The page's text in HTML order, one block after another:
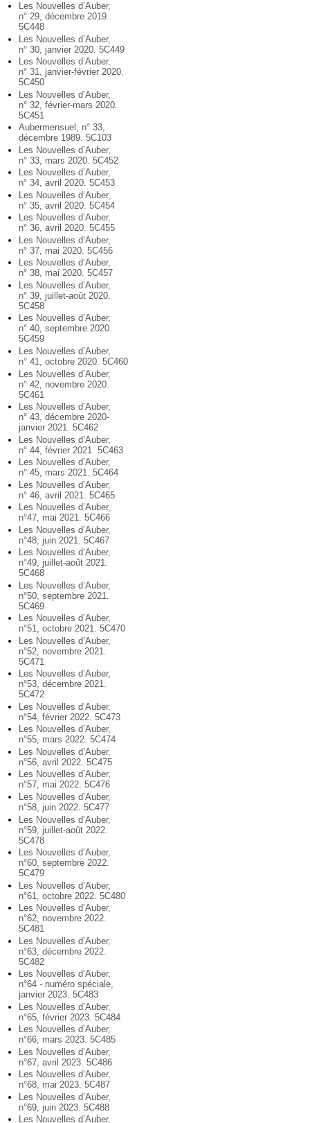
Les Nouvelles d’Auber,
n° 29, décembre 2019.
5C448
Les Nouvelles d’Auber,
n° 30, janvier 2020. 5C449
Les Nouvelles d’Auber,
n° 31, janvier-février 2020.
5C450
Les Nouvelles d’Auber,
n° 32, février-mars 2020.
5C451
Aubermensuel, n° 33,
décembre 1989. 5C103
Les Nouvelles d’Auber,
n° 33, mars 2020. 5C452
Les Nouvelles d’Auber,
n° 34, avril 2020. 5C453
Les Nouvelles d’Auber,
n° 35, avril 2020. 5C454
Les Nouvelles d’Auber,
n° 36, avril 2020. 5C455
Les Nouvelles d’Auber,
n° 37, mai 2020. 5C456
Les Nouvelles d’Auber,
n° 38, mai 2020. 5C457
Les Nouvelles d’Auber,
n° 39, juillet-août 2020.
5C458
Les Nouvelles d’Auber,
n° 40, septembre 2020.
5C459
Les Nouvelles d’Auber,
n° 41, octobre 2020. 5C460
Les Nouvelles d’Auber,
n° 42, novembre 2020.
5C461
Les Nouvelles d’Auber,
n° 43, décembre 2020-
janvier 2021. 5C462
Les Nouvelles d’Auber,
n° 44, février 2021. 5C463
Les Nouvelles d’Auber,
n° 45, mars 2021. 5C464
Les Nouvelles d’Auber,
n° 46, avril 2021. 5C465
Les Nouvelles d’Auber,
n°47, mai 2021. 5C466
Les Nouvelles d’Auber,
n°48, juin 2021. 5C467
Les Nouvelles d’Auber,
n°49, juillet-août 2021.
5C468
Les Nouvelles d’Auber,
n°50, septembre 2021.
5C469
Les Nouvelles d’Auber,
n°51, octobre 2021. 5C470
Les Nouvelles d’Auber,
n°52, novembre 2021.
5C471
Les Nouvelles d’Auber,
n°53, décembre 2021.
5C472
Les Nouvelles d’Auber,
n°54, février 2022. 5C473
Les Nouvelles d’Auber,
n°55, mars 2022. 5C474
Les Nouvelles d’Auber,
n°56, avril 2022. 5C475
Les Nouvelles d’Auber,
n°57, mai 2022. 5C476
Les Nouvelles d’Auber,
n°58, juin 2022. 5C477
Les Nouvelles d’Auber,
n°59, juillet-août 2022.
5C478
Les Nouvelles d’Auber,
n°60, septembre 2022.
5C479
Les Nouvelles d’Auber,
n°61, octobre 2022. 5C480
Les Nouvelles d’Auber,
n°62, novembre 2022.
5C481
Les Nouvelles d’Auber,
n°63, décembre 2022.
5C482
Les Nouvelles d’Auber,
n°64 - numéro spéciale,
janvier 2023. 5C483
Les Nouvelles d’Auber,
n°65, février 2023. 5C484
Les Nouvelles d’Auber,
n°66, mars 2023. 5C485
Les Nouvelles d’Auber,
n°67, avril 2023. 5C486
Les Nouvelles d’Auber,
n°68, mai 2023. 5C487
Les Nouvelles d’Auber,
n°69, juin 2023. 5C488
Les Nouvelles d’Auber,